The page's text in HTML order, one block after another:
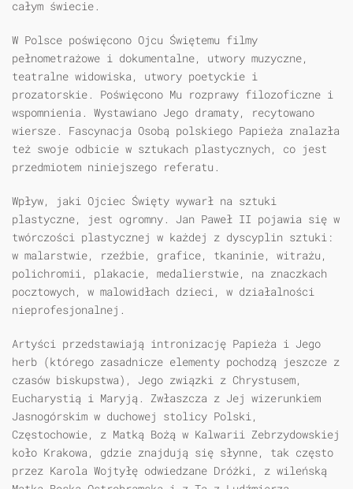
całym świecie.
W Polsce poświęcono Ojcu Świętemu filmy
pełnometrażowe i dokumentalne, utwory muzyczne,
teatralne widowiska, utwory poetyckie i
prozatorskie. Poświęcono Mu rozprawy filozoficzne i
wspomnienia. Wystawiano Jego dramaty, recytowano
wiersze. Fascynacja Osobą polskiego Papieża znalazła
też swoje odbicie w sztukach plastycznych, co jest
przedmiotem niniejszego referatu.
Wpływ, jaki Ojciec Święty wywarł na sztuki
plastyczne, jest ogromny. Jan Paweł II pojawia się w
twórczości plastycznej w każdej z dyscyplin sztuki:
w malarstwie, rzeźbie, grafice, tkaninie, witrażu,
polichromii, plakacie, medalierstwie, na znaczkach
pocztowych, w malowidłach dzieci, w działalności
nieprofesjonalnej.
Artyści przedstawiają intronizację Papieża i Jego
herb (którego zasadnicze elementy pochodzą jeszcze z
czasów biskupstwa), Jego związki z Chrystusem,
Eucharystią i Maryją. Zwłaszcza z Jej wizerunkiem
Jasnogórskim w duchowej stolicy Polski,
Częstochowie, z Matką Bożą w Kalwarii Zebrzydowskiej
koło Krakowa, gdzie znajdują się słynne, tak często
przez Karola Wojtyłę odwiedzane Dróżki, z wileńską